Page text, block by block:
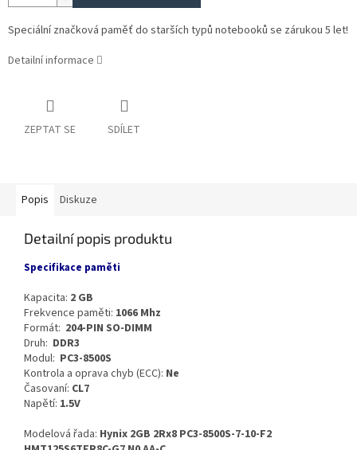
Speciální značková paměť do starších typů notebooků se zárukou 5 let!
Detailní informace
ZEPTAT SE SDÍLET
Popis Diskuze
Detailní popis produktu
Specifikace paměti
Kapacita: 2 GB
Frekvence paměti: 1066 Mhz
Formát: 204-PIN SO-DIMM
Druh: DDR3
Modul: PC3-8500S
Kontrola a oprava chyb (ECC): Ne
Časovaní: CL7
Napětí: 1.5V
Modelová řada: Hynix 2GB 2Rx8 PC3-8500S-7-10-F2